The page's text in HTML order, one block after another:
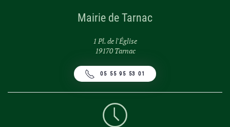
Mairie de Tarnac
1 Pl. de l'Église
19170 Tarnac
05 55 95 53 01